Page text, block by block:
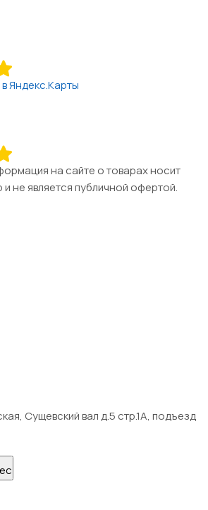
Яндекс.Карты
на сайте о товарах носит
не является публичной офертой.
Сущевский вал д.5 стр.1А, подъезд